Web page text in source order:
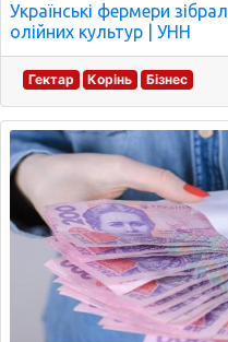
Українські фермери
олійних культур | УНН
Гектар Корінь Бізнес